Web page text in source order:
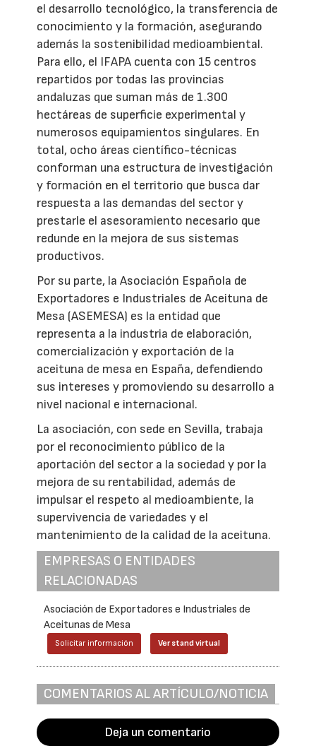
el desarrollo tecnológico, la transferencia de
conocimiento y la formación, asegurando
además la sostenibilidad medioambiental.
Para ello, el IFAPA cuenta con 15 centros
repartidos por todas las provincias
andaluzas que suman más de 1.300
hectáreas de superficie experimental y
numerosos equipamientos singulares. En
total, ocho áreas científico-técnicas
conforman una estructura de investigación
y formación en el territorio que busca dar
respuesta a las demandas del sector y
prestarle el asesoramiento necesario que
redunde en la mejora de sus sistemas
productivos.
Por su parte, la Asociación Española de
Exportadores e Industriales de Aceituna de
Mesa (ASEMESA) es la entidad que
representa a la industria de elaboración,
comercialización y exportación de la
aceituna de mesa en España, defendiendo
sus intereses y promoviendo su desarrollo a
nivel nacional e internacional.
La asociación, con sede en Sevilla, trabaja
por el reconocimiento público de la
aportación del sector a la sociedad y por la
mejora de su rentabilidad, además de
impulsar el respeto al medioambiente, la
supervivencia de variedades y el
mantenimiento de la calidad de la aceituna.
EMPRESAS O ENTIDADES
RELACIONADAS
Asociación de Exportadores e Industriales de
Aceitunas de Mesa
Solicitar información Ver stand virtual
COMENTARIOS AL ARTÍCULO/NOTICIA
Deja un comentario